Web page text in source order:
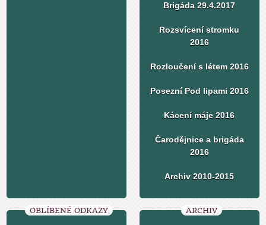
Brigáda 29.4.2017
Rozsvícení stromku
2016
Rozloučení s létem 2016
Posezní Pod lipami 2016
Kácení máje 2016
Čarodějnice a brigáda
2016
Archiv 2010-2015
OBLÍBENÉ ODKAZY ARCHIV